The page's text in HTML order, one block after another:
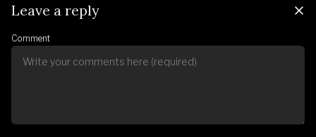
Leave a reply
Comment